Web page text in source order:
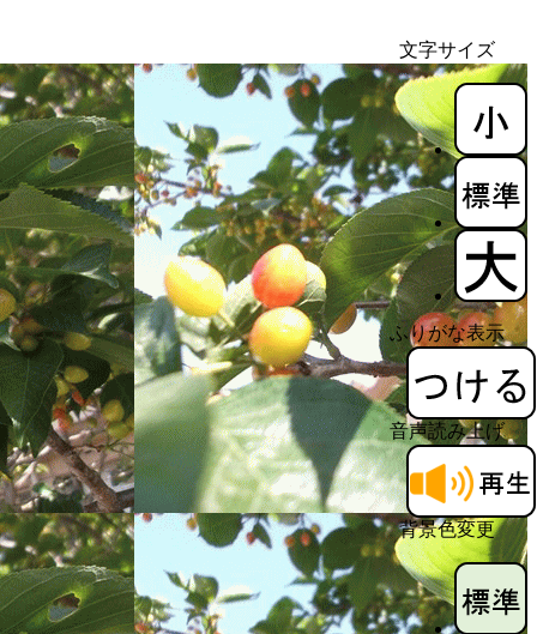
文字サイズ
ふりがな表示
音声読み上げ
背景色変更